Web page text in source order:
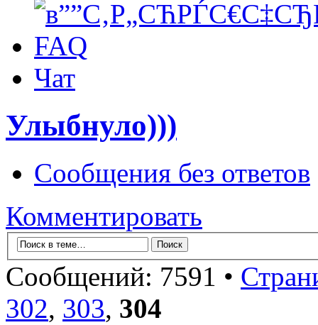
FAQ
Чат
Улыбнуло)))
Сообщения без ответов
Комментировать
Сообщений: 7591 •
302, 303, 304